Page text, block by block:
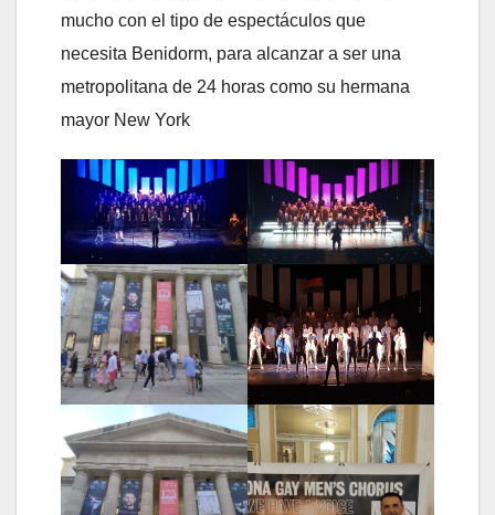
mucho con el tipo de espectáculos que
necesita Benidorm, para alcanzar a ser una
metropolitana de 24 horas como su hermana
mayor New York